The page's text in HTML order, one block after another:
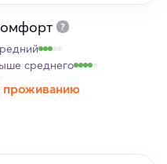
среднего
проживанию